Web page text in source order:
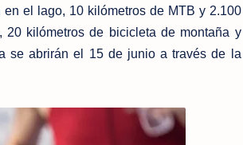
el lago, 10 kilómetros de MTB y 2.100
kilómetros de bicicleta de montaña y
se abrirán el 15 de junio a través de la